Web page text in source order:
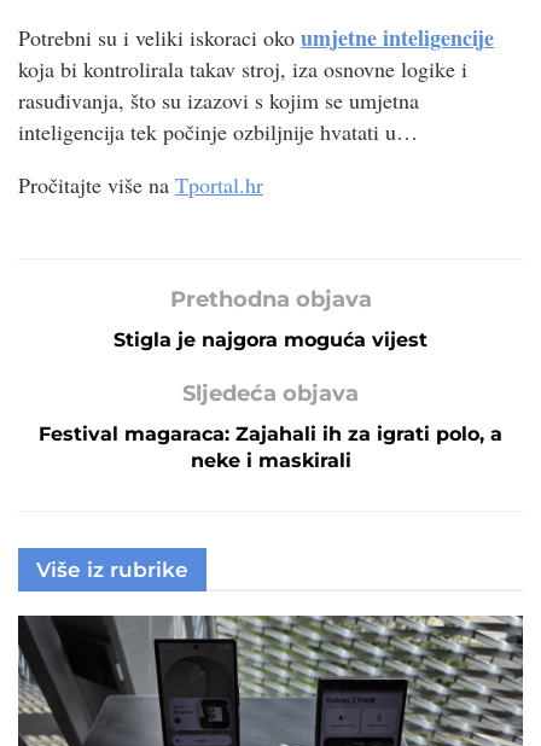
Potrebni su i veliki iskoraci oko umjetne inteligencije
koja bi kontrolirala takav stroj, iza osnovne logike i
rasuđivanja, što su izazovi s kojim se umjetna
inteligencija tek počinje ozbiljnije hvatati u…
Pročitajte više na Tportal.hr
Prethodna objava
Stigla je najgora moguća vijest
Sljedeća objava
Festival magaraca: Zajahali ih za igrati polo, a
neke i maskirali
Više iz rubrike